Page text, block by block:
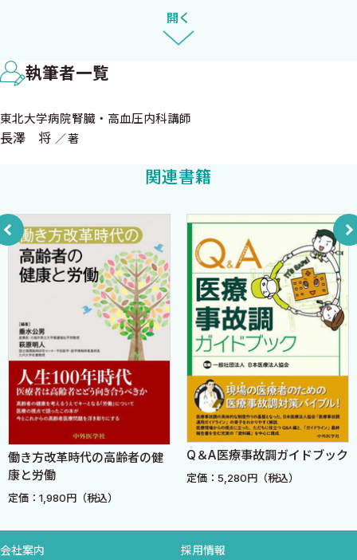
ハウを詰め込んだ．労働安全衛生法などの法律論はもちろんだ
が，それ以上に「臨床医としての強みをどう現場で活かすか」に
主眼を置いている．健診データの深読み，メンタル不調者への主
治医との連携，そして経営層へのプレゼン力．これらは，臨床で
鍛えた「診断力」と「対話力」があればこそ輝くスキルなのだ．
験も赤裸々に綴った（第5章の労働衛生コンサルタント試験の顛末
さんが，企業の「お飾り」ではなく，働く人々の健康と命を守る
「守護神」として活躍されることを願ってやまない．
最後に，本書の企画段階から伴走してくださった中外医学社の
岩松宏典様（いつも私の思いつきを形にしてくれて感謝），膨大
な資料の整理と緻密な校正を担当してくださった上村裕也様，そ
して対談を快諾してくださった五十嵐 侑先生に，心より感謝を申
し上げます．
2026年 春
コラム産業医の「価格破壊」にどう抗うか
8．いまいち上手くいかない産業医活動
コラム保険診療と消費税の話
9．やっとまともな産業医活動ができるように
第2章 産業医になって考えたこと
1．まず健診に手をつけよう
2．健診の有病率【尿蛋白】
コラム「1人60円」のコストで従業員の腎臓を守る
3．健診の有病率【血圧】
コラム高血圧の放置は紛争に関わる
4．健診の有病率【血糖】
コラム「糖尿病＝贅沢病」という昭和の偏見を捨て
5．健診の有病率【脂質】
コラム健康じゃないと働けない会社
6．喫煙問題
コラム従業員の運転
7．肝機能障害
8．歯科のこと
第3章 産業医がよく受ける相談
1．職場から求められているもの
開く
執筆者一覧
東北大学病院腎臓・高血圧内科講師
長澤 将 著
関連書籍
働き方改革時代の高齢者の健
康と労働
定価：1,980円（税込）
Q＆A医療事故調ガイドブック
定価：5,280円（税込）
会社案内 採用情報